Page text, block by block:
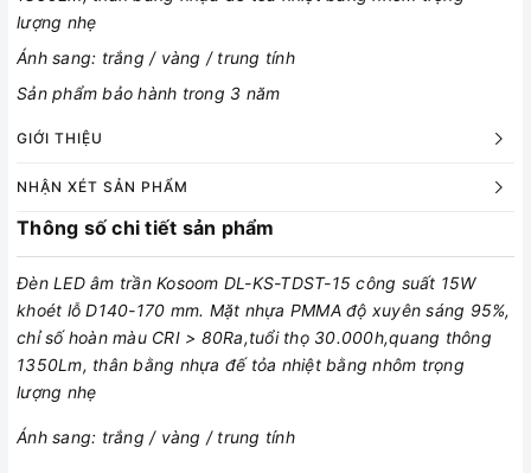
lượng nhẹ
Ánh sang: trắng / vàng / trung tính
Sản phẩm bảo hành trong 3 năm
GIỚI THIỆU
NHẬN XÉT SẢN PHẨM
Thông số chi tiết sản phẩm
Đèn LED âm trần Kosoom DL-KS-TDST-15 công suất 15W
khoét lỗ D140-170 mm. Mặt nhựa PMMA độ xuyên sáng 95%,
chỉ số hoàn màu CRI > 80Ra,tuổi thọ 30.000h,quang thông
1350Lm, thân bằng nhựa đế tỏa nhiệt bằng nhôm trọng
lượng nhẹ
Ánh sang: trắng / vàng / trung tính